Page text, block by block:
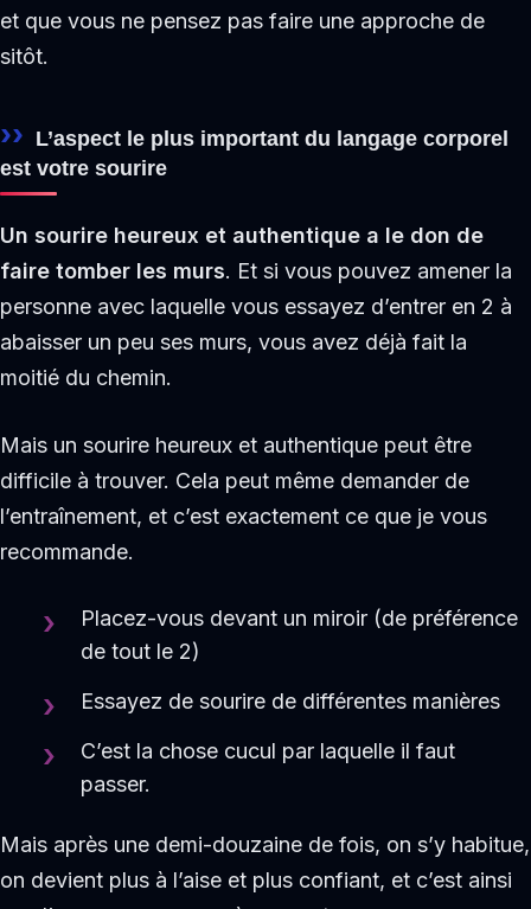
et que vous ne pensez pas faire une approche de
sitôt.
L’aspect le plus important du langage corporel
est votre sourire
Un sourire heureux et authentique a le don de
faire tomber les murs. Et si vous pouvez amener la
personne avec laquelle vous essayez d’entrer en 2 à
abaisser un peu ses murs, vous avez déjà fait la
moitié du chemin.
Mais un sourire heureux et authentique peut être
difficile à trouver. Cela peut même demander de
l’entraînement, et c’est exactement ce que je vous
recommande.
Placez-vous devant un miroir (de préférence
de tout le 2)
Essayez de sourire de différentes manières
C’est la chose cucul par laquelle il faut
passer.
Mais après une demi-douzaine de fois, on s’y habitue,
on devient plus à l’aise et plus confiant, et c’est ainsi